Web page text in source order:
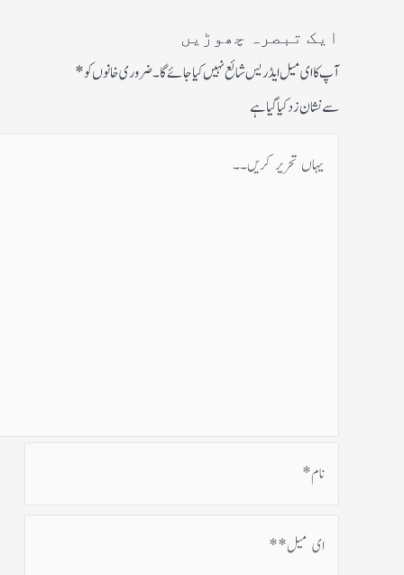
ایک تبصرہ چھوڑیں
آپ کا ای میل ایڈریس شائع نہیں کیا جائے گا۔ضروری خانوں کو*
سے نشان زد کیا گیا ہے